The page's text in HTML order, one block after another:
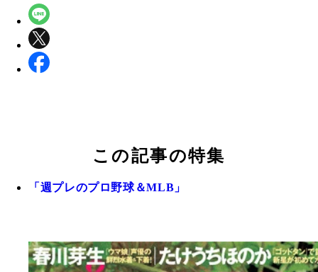
この記事の特集
「週プレのプロ野球＆MLB」